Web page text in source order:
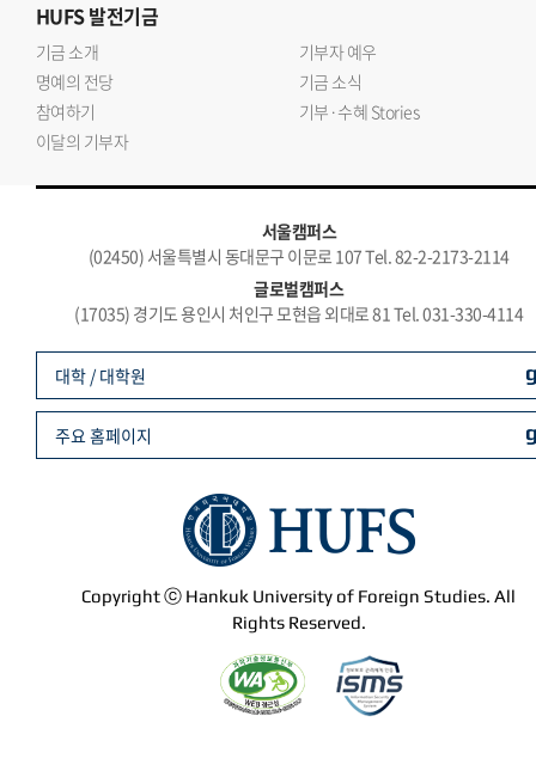
HUFS발전기금
기금 소개
기부자 예우
명예의 전당
기금 소식
참여하기
기부·수혜 Stories
이달의 기부자
서울캠퍼스
(02450) 서울특별시 동대문구 이문로 107 Tel. 82-2-2173-2114
글로벌캠퍼스
(17035) 경기도 용인시 처인구 모현읍 외대로 81 Tel. 031-330-4114
Copyright ⓒ Hankuk University of Foreign Studies. All
Rights Reserved.
대학 / 대학원
주요 홈페이지